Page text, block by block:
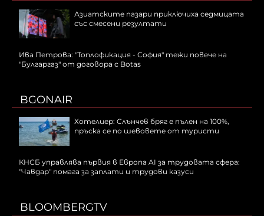
Азиатските пазари приключиха седмицата
със смесени резултати
Ива Петрова: "Топлофикация - София" тежи повече на
"Булгаргаз" от договора с Botas
BGONAIR
Хотелиер: Слънчев бряг е пълен на 100%,
пръска се по шевовете от туристи
КНСБ управлява първия в Европа AI за трудовата сфера:
"Чавдар" помага за заплати и трудови казуси
BLOOMBERGTV